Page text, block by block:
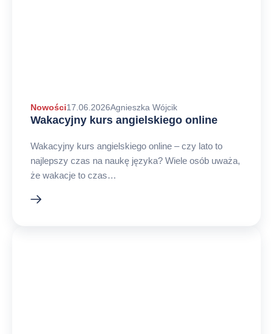
Nowości17.06.2026Autor
arykułu
Agnieszka Wójcik
Wakacyjny kurs angielskiego online
Wakacyjny kurs angielskiego online – czy lato to
najlepszy czas na naukę języka? Wiele osób uważa,
że wakacje to czas…